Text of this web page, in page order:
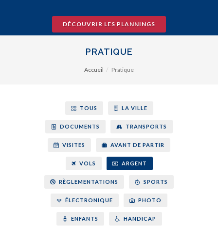
DÉCOUVRIR LES PLANNINGS
PRATIQUE
Accueil Pratique
TOUS LA VILLE
DOCUMENTS TRANSPORTS
VISITES AVANT DE PARTIR
VOLS ARGENT
RÈGLEMENTATIONS SPORTS
ÉLECTRONIQUE PHOTO
ENFANTS HANDICAP